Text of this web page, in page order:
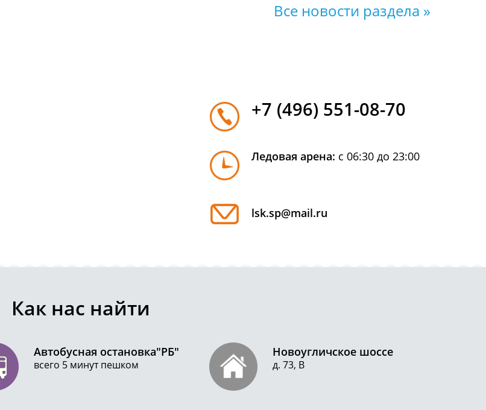
Все новости раздела »
+7 (496) 551-08-70
Ледовая арена: с 06:30 до 23:00
lsk.sp@mail.ru
Как нас найти
Автобусная остановка"РБ"
всего 5 минут пешком
Новоугличское шоссе
д. 73, В